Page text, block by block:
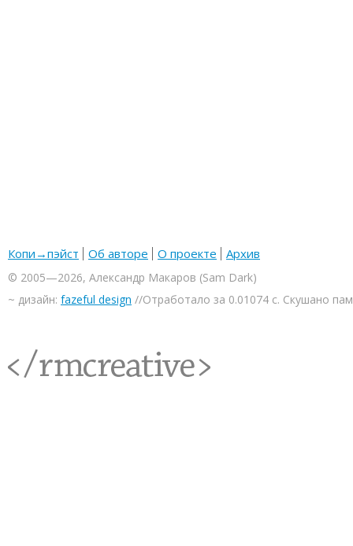
Копи→пэйст Об авторе О проекте Архив
© 2005—2026, Александр Макаров (Sam Dark)
~ дизайн: fazeful design //Отработало за 0.01074 с. Скушано
<rmcreative/>